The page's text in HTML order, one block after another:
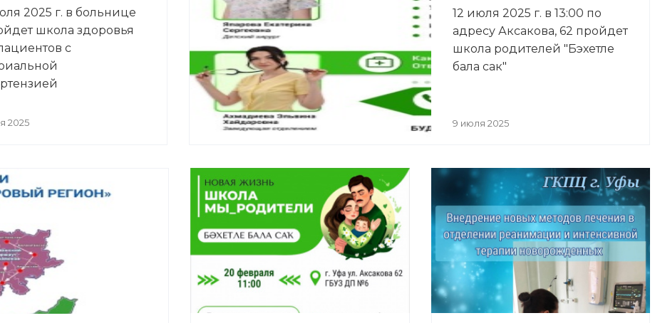
2025 г. в больнице
школа здоровья
с
2025
12 июля 2025 г. в 13:00 по
адресу Аксакова, 62 пройдет
школа родителей "Бэхетле
бала сак"
9 июля 2025